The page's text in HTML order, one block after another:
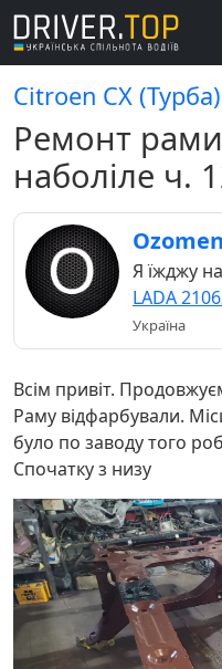
Citroen CX (Турба)
Ремонт
наболіле ч.
Ozomen
Я їжджу на
LADA
Україна
Всім привіт.
Раму відфарбували.
було по заводу того
Спочатку з низу